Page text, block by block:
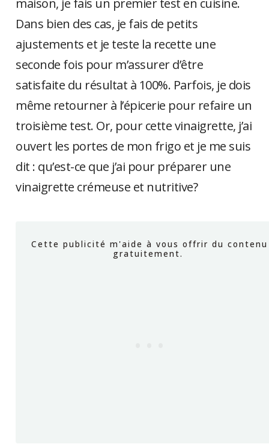
maison, je fais un premier test en cuisine.
Dans bien des cas, je fais de petits
ajustements et je teste la recette une
seconde fois pour m’assurer d’être
satisfaite du résultat à 100%. Parfois, je dois
même retourner à l’épicerie pour refaire un
troisième test. Or, pour cette vinaigrette, j’ai
ouvert les portes de mon frigo et je me suis
dit : qu’est-ce que j’ai pour préparer une
vinaigrette crémeuse et nutritive?